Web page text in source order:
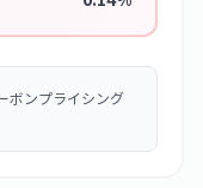
ボンプライシング